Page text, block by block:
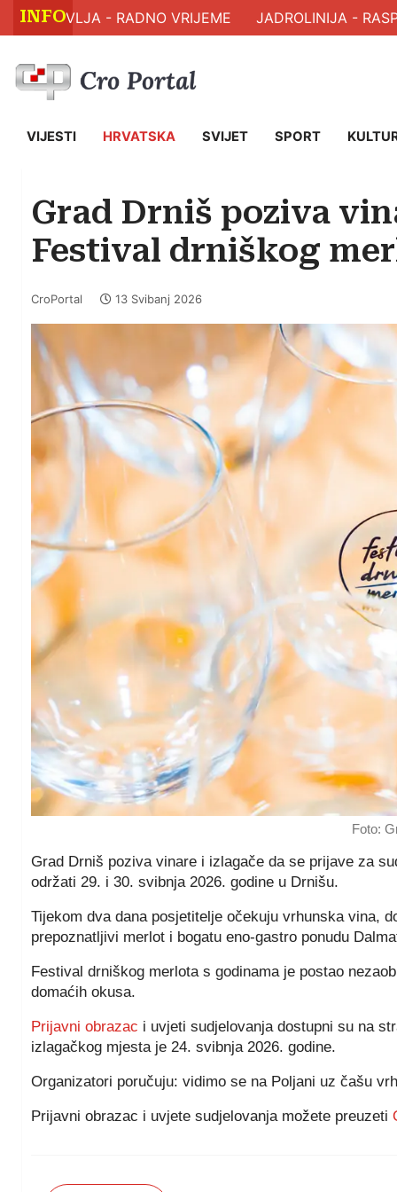
INFO
ZDRAVLJA - RADNO VRIJEME JADROLINIJA -
VIJESTI HRVATSKA SVIJET SPORT
Grad Drniš poziva
Festival drniškog
CroPortal 13 Svibanj 2026
Foto:
Grad Drniš poziva vinare i izlagače da se prijave za
održati 29. i 30. svibnja 2026. godine u Drnišu.
Tijekom dva dana posjetitelje očekuju vrhunska vina,
prepoznatljivi merlot i bogatu eno-gastro ponudu
Festival drniškog merlota s godinama je postao
domaćih okusa.
Prijavni obrazac i uvjeti sudjelovanja dostupni su na
izlagačkog mjesta je 24. svibnja 2026. godine.
Organizatori poručuju: vidimo se na Poljani uz čašu
Prijavni obrazac i uvjete sudjelovanja možete preuzeti